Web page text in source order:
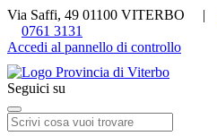
Via Saffi, 49 01100 VITERBO |
0761 3131
Accedi al pannello di controllo
Seguici su